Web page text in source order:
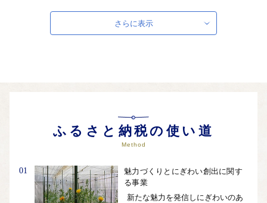
ド米「つや姫」などのお米、極上の霜降りがたまらない「山形
牛」、「さくらんぼ」、「ラ・フランス」などの果物等、魅力
外部サイトへ遷移します。
さらに表示
ふるさと納税の使い道
Method
01
魅力づくりとにぎわい創出に関す
る事業
新たな魅力を発信しにぎわいのあ